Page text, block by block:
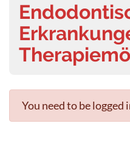
You need to be logged